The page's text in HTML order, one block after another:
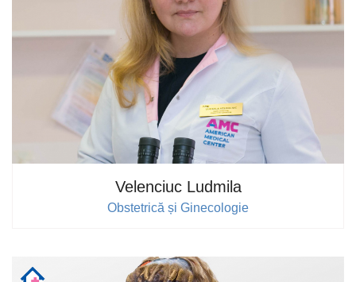
Velenciuc Ludmila
Obstetrică și Ginecologie